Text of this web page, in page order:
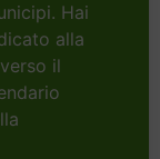
Hai
alla
il